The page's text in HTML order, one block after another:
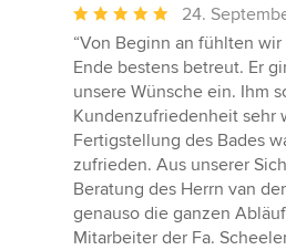
Durchschnittliche
Bewertung:
5
von
5
Sternen
24.
“Von Beginn an fühlten
Ende bestens betreut. Er
unsere Wünsche ein. Ihm
Kundenzufriedenheit sehr
Fertigstellung des Bades
zufrieden. Aus unserer
Beratung des Herrn van
genauso die ganzen
Mitarbeiter der Fa.